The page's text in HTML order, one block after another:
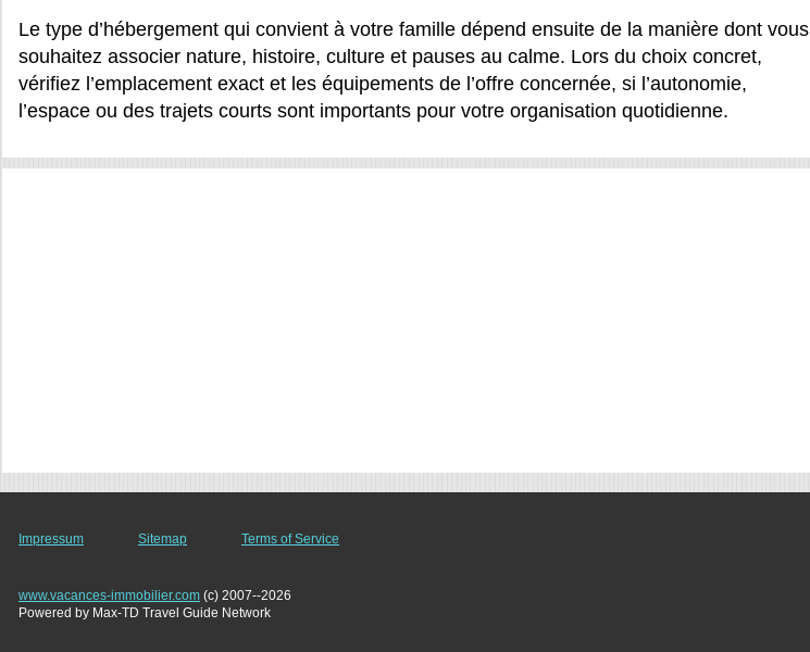
Le type d’hébergement qui convient à votre famille dépend ensuite de la manière dont vous
souhaitez associer nature, histoire, culture et pauses au calme. Lors du choix concret,
vérifiez l’emplacement exact et les équipements de l’offre concernée, si l’autonomie,
l’espace ou des trajets courts sont importants pour votre organisation quotidienne.
Impressum Sitemap Terms of Service
www.vacances-immobilier.com (c) 2007--2026
Powered by Max-TD Travel Guide Network